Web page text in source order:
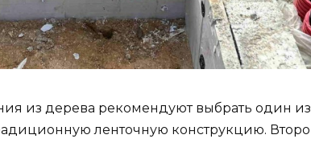
из дерева рекомендуют выбрать один из
ленточную конструкцию.